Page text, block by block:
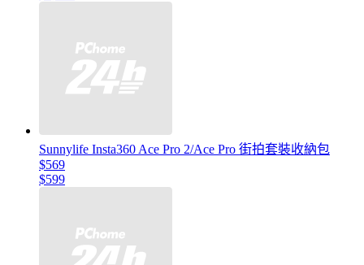
Sunnylife Insta360 Ace Pro 2/Ace Pro 街拍套裝收納包
$569
$599